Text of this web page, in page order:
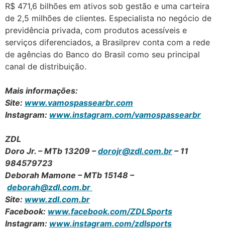
R$ 471,6 bilhões em ativos sob gestão e uma carteira
de 2,5 milhões de clientes. Especialista no negócio de
previdência privada, com produtos acessíveis e
serviços diferenciados, a Brasilprev conta com a rede
de agências do Banco do Brasil como seu principal
canal de distribuição.
Mais informações:
Site: www.vamospassearbr.com
Instagram: www.instagram.com/vamospassearbr
ZDL
Doro Jr. – MTb 13209 –dorojr@zdl.com.br – 11
984579723
Deborah Mamone – MTb 15148 –
deborah@zdl.com.br
Site: www.zdl.com.br
Facebook: www.facebook.com/ZDLSports
Instagram: www.instagram.com/zdlsports